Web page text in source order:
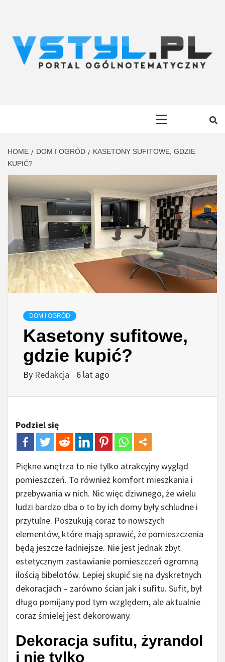
HOME DOM I OGRÓD
KASETONY SUFITOWE, GDZIE
KUPIĆ?
DOM I OGRÓD
Kasetony sufitowe,
gdzie kupić?
By Redakcja 6 lat ago
Podziel się
Piękne wnętrza to nie tylko atrakcyjny wygląd
pomieszczeń. To również komfort mieszkania i
przebywania w nich. Nic więc dziwnego, że wielu
ludzi bardzo dba o to by ich domy były schludne i
przytulne. Poszukują coraz to nowszych
elementów, które mają sprawić, że pomieszczenia
będą jeszcze ładniejsze. Nie jest jednak zbyt
estetycznym zastawianie pomieszczeń ogromną
ilością bibelotów. Lepiej skupić się na dyskretnych
dekoracjach – zarówno ścian jak i sufitu. Sufit, był
długo pomijany pod tym względem, ale aktualnie
coraz śmielej jest dekorowany.
Dekoracja sufitu, żyrandol
i nie tylko